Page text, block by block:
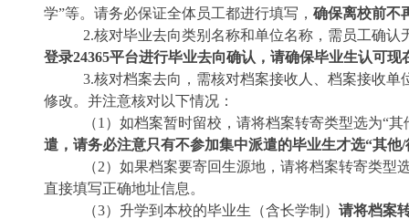
学”等。请务必保证全体员工都进行填写， 确保离校前不
2.核对毕业去向类别名称和单位名称，需员工确认
登录24365平台进行毕业去向确认，请确保毕业生认可现
3.核对档案去向 ， 需核对档案接收人、档案接收单
修改。 并注意核对以下情况：
（1 ）如档案暂时留校，请将档案转寄类型选为“其
遣，请务必注意只有不参加集中派遣的毕业生才选“其他/
（2）如果档案要寄回生源地，请将档案转寄类型
直接填写正确地址信息 。
（3） 升学到本校的毕业生（含长学制） 请将档案